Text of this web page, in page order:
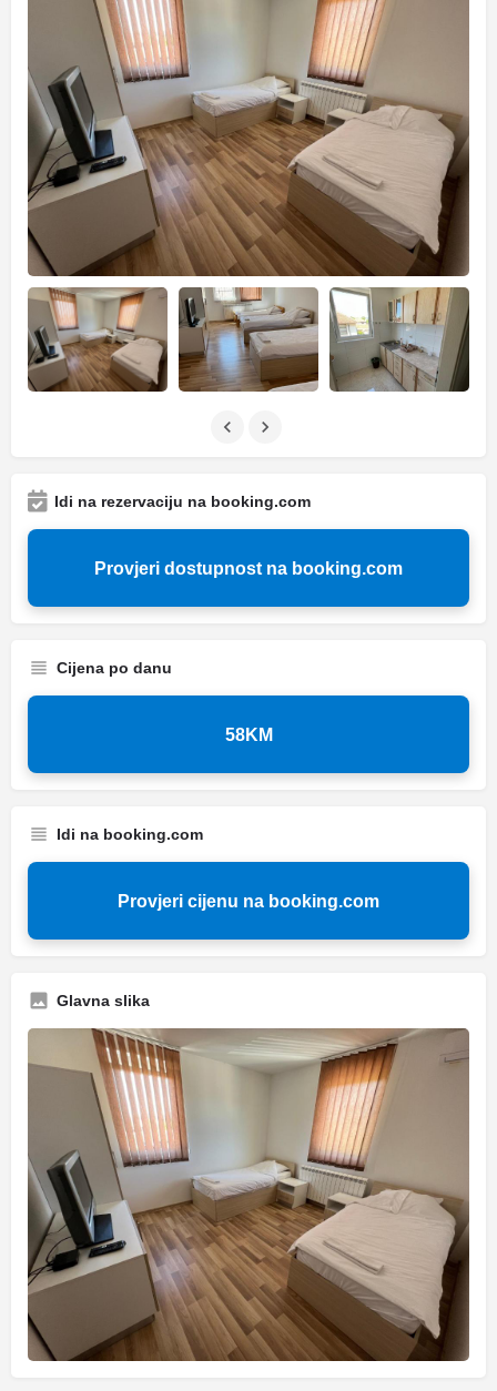
Idi na rezervaciju na booking.com
Provjeri dostupnost na booking.com
Cijena po danu
58KM
Idi na booking.com
Provjeri cijenu na booking.com
Glavna slika